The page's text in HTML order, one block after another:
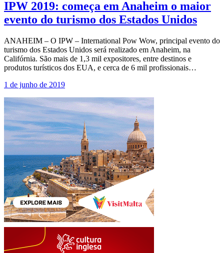
IPW 2019: começa em Anaheim o maior
evento do turismo dos Estados Unidos
ANAHEIM – O IPW – International Pow Wow, principal evento do
turismo dos Estados Unidos será realizado em Anaheim, na
Califórnia. São mais de 1,3 mil expositores, entre destinos e
produtos turísticos dos EUA, e cerca de 6 mil profissionais…
1 de junho de 2019